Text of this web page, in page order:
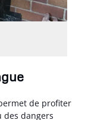
de profiter
des dangers